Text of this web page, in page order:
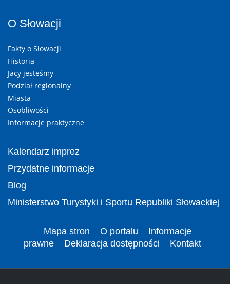
O Słowacji
Fakty o Słowacji
Historia
Jacy jesteśmy
Podział regionalny
Miasta
Osobliwości
Informacje praktyczne
Kalendarz imprez
Przydatne informacje
Blog
Ministerstwo Turystyki i Sportu Republiki Słowackiej
Mapa stron O portalu
Informacje
prawne
Deklaracja dostępności Kontakt